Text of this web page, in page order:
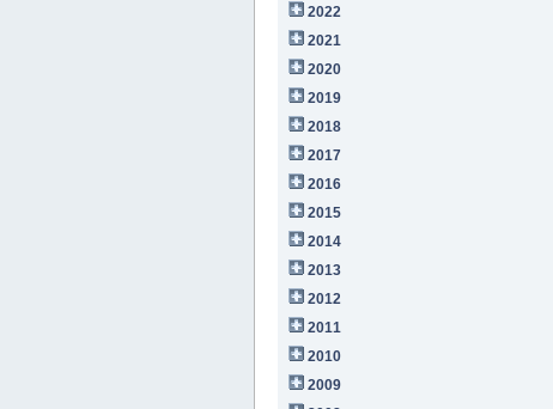
2022
2021
2020
2019
2018
2017
2016
2015
2014
2013
2012
2011
2010
2009